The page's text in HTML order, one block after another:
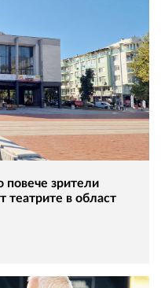
повече зрители
театрите в област